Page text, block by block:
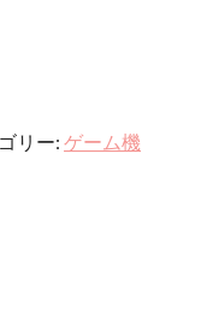
リー: ゲーム機